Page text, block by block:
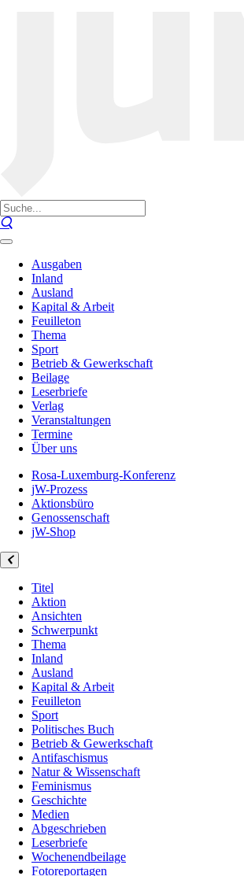
Ausgaben
Inland
Ausland
Kapital & Arbeit
Feuilleton
Thema
Sport
Betrieb & Gewerkschaft
Beilage
Leserbriefe
Verlag
Veranstaltungen
Termine
Über uns
Rosa-Luxemburg-Konferenz
jW-Prozess
Aktionsbüro
Genossenschaft
jW-Shop
Titel
Aktion
Ansichten
Schwerpunkt
Thema
Inland
Ausland
Kapital & Arbeit
Feuilleton
Sport
Politisches Buch
Betrieb & Gewerkschaft
Antifaschismus
Natur & Wissenschaft
Feminismus
Geschichte
Medien
Abgeschrieben
Leserbriefe
Wochenendbeilage
Fotoreportagen